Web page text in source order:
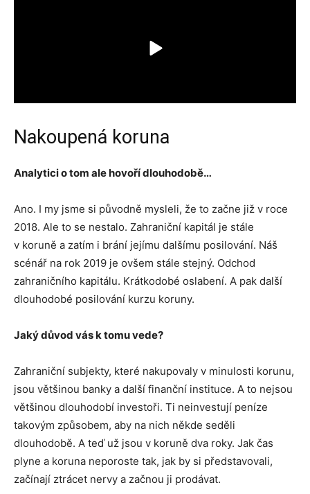
Nakoupená koruna
Analytici o tom ale hovoří dlouhodobě…
Ano. I my jsme si původně mysleli, že to začne již v roce
2018. Ale to se nestalo. Zahraniční kapitál je stále
v koruně a zatím i brání jejímu dalšímu posilování. Náš
scénář na rok 2019 je ovšem stále stejný. Odchod
zahraničního kapitálu. Krátkodobé oslabení. A pak další
dlouhodobé posilování kurzu koruny.
Jaký důvod vás k tomu vede?
Zahraniční subjekty, které nakupovaly v minulosti korunu,
jsou většinou banky a další finanční instituce. A to nejsou
většinou dlouhodobí investoři. Ti neinvestují peníze
takovým způsobem, aby na nich někde seděli
dlouhodobě. A teď už jsou v koruně dva roky. Jak čas
plyne a koruna neporoste tak, jak by si představovali,
začínají ztrácet nervy a začnou ji prodávat.